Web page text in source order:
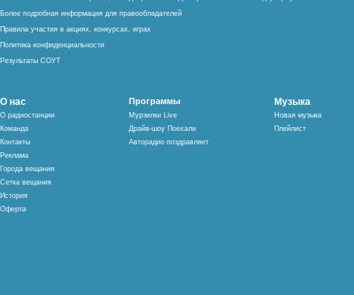
Более подробная информация для правообладателей
Правила участия в акциях, конкурсах, играх
Политика конфиденциальности
Результаты СОУТ
О нас
О радиостанции
Команда
Контакты
Реклама
Города вещания
Сетка вещания
История
Оферта
Программы
Мурзилки Live
Драйв-шоу Поехали
Авторадио поздравляет
Музыка
Новая музыка
Плейлист